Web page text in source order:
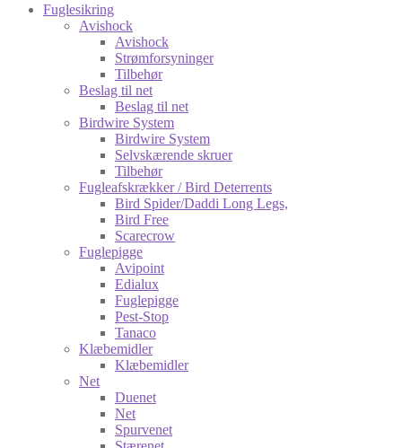
Fuglesikring
Avishock
Avishock
Strømforsyninger
Tilbehør
Beslag til net
Beslag til net
Birdwire System
Birdwire System
Selvskærende skruer
Tilbehør
Fugleafskrækker / Bird Deterrents
Bird Spider/Daddi Long Legs,
Bird Free
Scarecrow
Fuglepigge
Avipoint
Edialux
Fuglepigge
Pest-Stop
Tanaco
Klæbemidler
Klæbemidler
Net
Duenet
Net
Spurvenet